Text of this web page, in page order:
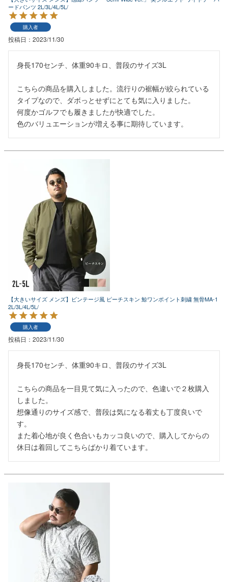
ードパンツ 2L/3L/4L/5L/
購入者
投稿日 2023/11/30
身長170センチ、体重90キロ、普段のサイズ3L
こちらの商品を購入しました。流行りの裾幅が絞られている
タイプなので、ダボっとせずにとても気に入りました。
何度かゴルフでも履きましたが快適でした。
色のバリュエーションが増える事に期待しています。
【大きいサイズ メンズ】ビンテージ風 ピーチスキン 鯨ワンポイント刺繍 無骨MA-1
2L/3L/4L/5L/
購入者
投稿日 2023/11/30
身長170センチ、体重90キロ、普段のサイズ3L
こちらの商品を一目見て気に入ったので、色違いで２枚購入
しました。
想像通りのサイズ感で、普段は気になる着丈も丁度良いで
す。
また着心地が良く色合いもカッコ良いので、購入してからの
休日は着回してこちらばかり着ています。